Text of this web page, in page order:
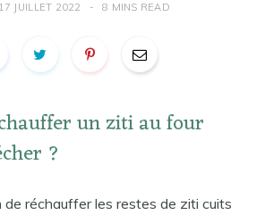
17 JUILLET 2022 8 MINS READ
un ziti au four
?
de réchauffer les restes de ziti cuits